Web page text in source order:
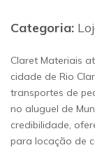
Categoria:
Claret Materiais
cidade de Rio
transportes de
no aluguel de
credibilidade,
para locação de